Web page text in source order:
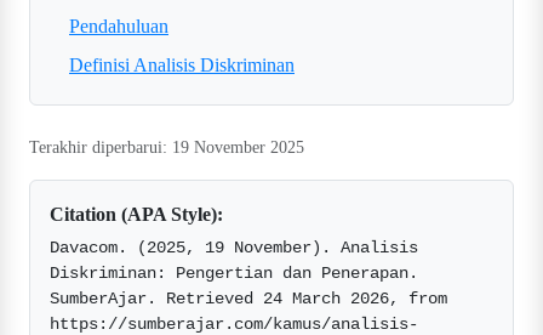
Pendahuluan
Definisi Analisis Diskriminan
Terakhir diperbarui: 19 November 2025
Citation (APA Style):
Davacom. (2025, 19 November). Analisis
Diskriminan: Pengertian dan Penerapan.
SumberAjar. Retrieved 24 March 2026, from
https://sumberajar.com/kamus/analisis-